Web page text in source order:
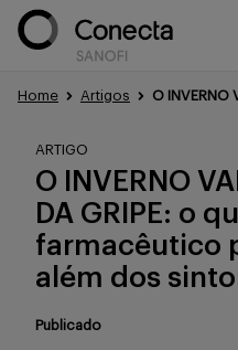
Eventos
Treinamentos
Home Artigos
ARTIGO
O INVERNO
DA GRIPE: o
farmacêutico
além dos
Publicado